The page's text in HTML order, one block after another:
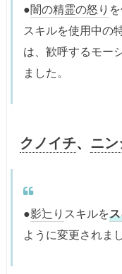
●闇の精霊の怒り
スキルを使用中の
は、歓呼するモー
ました。
クノイチ、 ニ
●影辷り スキルを
ように変更されまし